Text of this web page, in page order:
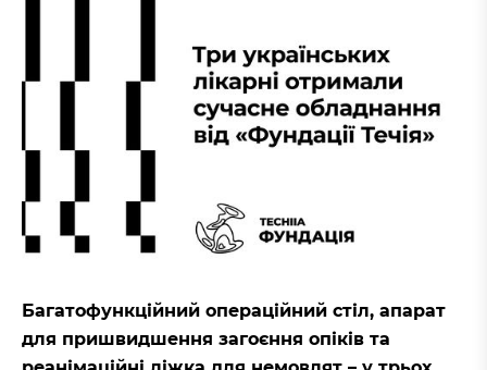
Багатофункційний операційний стіл, апарат
для пришвидшення загоєння опіків та